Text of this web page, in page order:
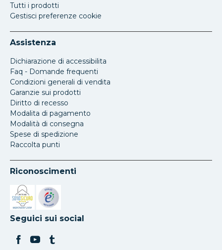
Tutti i prodotti
Gestisci preferenze cookie
Assistenza
Dichiarazione di accessibilita
Faq - Domande frequenti
Condizioni generali di vendita
Garanzie sui prodotti
Diritto di recesso
Modalita di pagamento
Modalità di consegna
Spese di spedizione
Raccolta punti
Riconoscimenti
Si apre in una nuova scheda
Si apre in una nuova scheda
Seguici sui social